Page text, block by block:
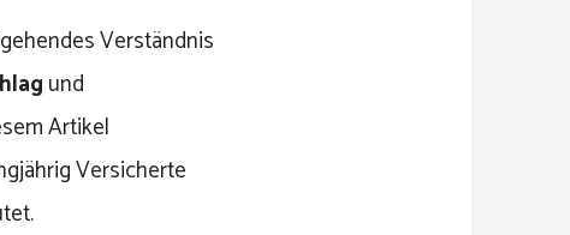
Verständnis
und
Artikel
Versicherte